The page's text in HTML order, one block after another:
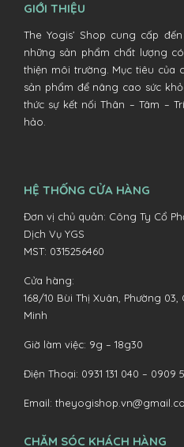
GIỚI THIỆU
The Yogis’ Shop cung cấp
những sản phẩm chất lượng
thiện môi trường. Mục tiêu của
sản phẩm để nâng cao sức
thức sự kết nối Thân – Tâm –
hảo.
HỆ THỐNG CỬA HÀNG
Đơn vị chủ quản: Công Ty Cổ
Dịch Vụ YGS
MST: 0315256460
Cửa hàng:
168/10 Bùi Thị Xuân, Phường 03,
Minh
Giờ làm việc: 9g – 18g30
Điện Thoại: 0931 131 040 – 0909
Email:
CHĂM SÓC KHÁCH HÀNG